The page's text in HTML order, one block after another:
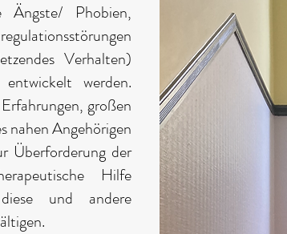
Ängste/ Phobien,
Verhalten)
werden.
großen
nahen Angehörigen
Überforderung der
Hilfe
und andere